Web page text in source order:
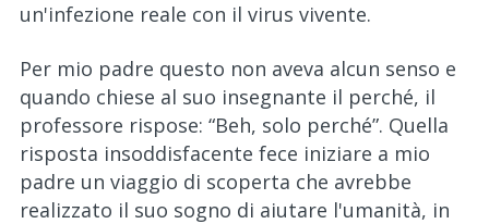
un'infezione reale con il virus vivente.
Per mio padre questo non aveva alcun senso e
quando chiese al suo insegnante il perché, il
professore rispose: “Beh, solo perché”. Quella
risposta insoddisfacente fece iniziare a mio
padre un viaggio di scoperta che avrebbe
realizzato il suo sogno di aiutare l'umanità, in